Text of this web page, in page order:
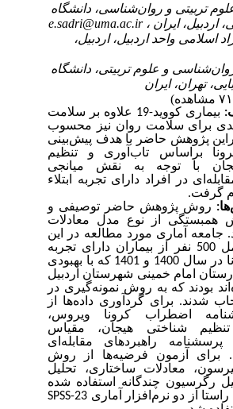
تربیتی و روان‌شناسی، دانشگاه
اردبیل، ایران ، e.sadri@uma.ac.ir
اسلامی واحد اردبیل، اردبیل،
و علوم تربیتی، دانشگاه
تهران، ایران
بیماری کووید-19 علاوه‌ بر سلامت
برای سلامت روان نیز محسوب
پژوهش حاضر با هدف پیش‌بینی
براساس تاب‌آوری و تنظیم
با توجه به نقش میانجی‌
در افراد دارای تجربه ابتلاء
گرفت.
روش پژوهش حاضر توصیفی و
از نوع مدل معادلات
جامعه آماری مورد مطالعه در این
500نفر از بیماران دارای تجربه
در سال 1400و 1401 که با بهبودی
امام خمینی شهرستان اردبیل
‌بودند که به روش نمونه‌گیری در
شدند. برای گردآوری داده‌ها از
اضطراب کرونا ویروس،
شناختی هیجان، مقیاس
راهبردهای مقابله‌ای
برای آزمون فرضیه‌ها از روش
معادلات ساختاری، تحلیل
رگرسیون چندگانه استفاده شده
از دو نرم‌افزار آماریSPSS-23